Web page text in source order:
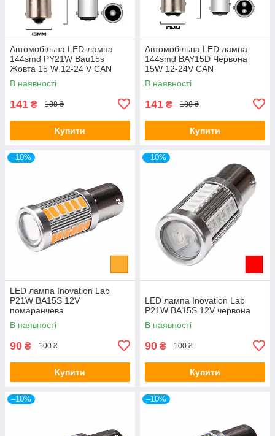
Автомобільна LED-лампа
144smd PY21W Bau15s
Жовта 15 W 12-24 V CAN
В наявності
141 ₴ 188 ₴
Купити
Автомобільна LED лампа
144smd BAY15D Червона
15W 12-24V CAN
В наявності
141 ₴ 188 ₴
Купити
–10%
LED лампа Inovation Lab
P21W BA15S 12V
помаранчева
В наявності
90 ₴ 100 ₴
Купити
–10%
LED лампа Inovation Lab
P21W BA15S 12V червона
В наявності
90 ₴ 100 ₴
Купити
–10% –10%